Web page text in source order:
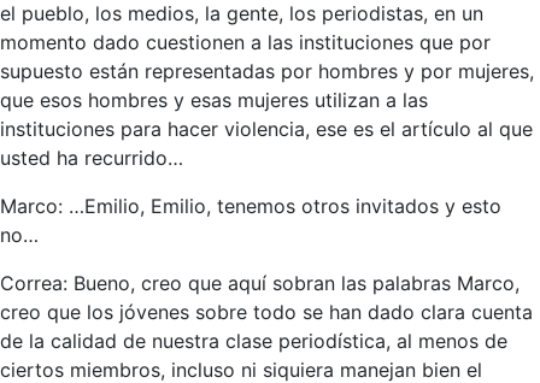
el pueblo, los medios, la gente, los periodistas, en un
momento dado cuestionen a las instituciones que por
supuesto están representadas por hombres y por mujeres,
que esos hombres y esas mujeres utilizan a las
instituciones para hacer violencia, ese es el artículo al que
usted ha recurrido…
Marco: …Emilio, Emilio, tenemos otros invitados y esto
no…
Correa: Bueno, creo que aquí sobran las palabras Marco,
creo que los jóvenes sobre todo se han dado clara cuenta
de la calidad de nuestra clase periodística, al menos de
ciertos miembros, incluso ni siquiera manejan bien el